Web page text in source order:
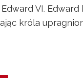
VI.
króla